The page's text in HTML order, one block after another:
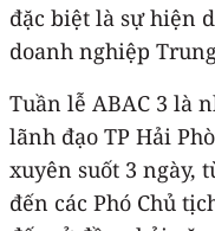
đặc biệt là sự hiện
doanh nghiệp
Tuần lễ ABAC 3 là
lãnh đạo TP Hải
xuyên suốt 3 ngày,
đến các Phó Chủ